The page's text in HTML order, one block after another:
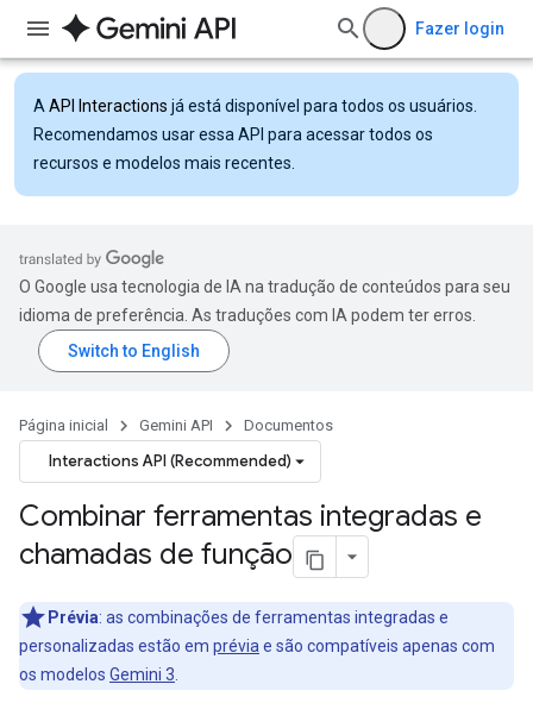
Fazer login
A API Interactions já está disponível para todos os usuários.
Recomendamos usar essa API para acessar todos os
recursos e modelos mais recentes.
O Google usa tecnologia de IA na tradução de conteúdos para seu
idioma de preferência. As traduções com IA podem ter erros.
Página inicial Gemini API Documentos
Interactions API (Recommended)
Combinar ferramentas integradas e
chamadas de função
Prévia: as combinações de ferramentas integradas e
personalizadas estão em prévia e são compatíveis apenas com
os modelos Gemini 3